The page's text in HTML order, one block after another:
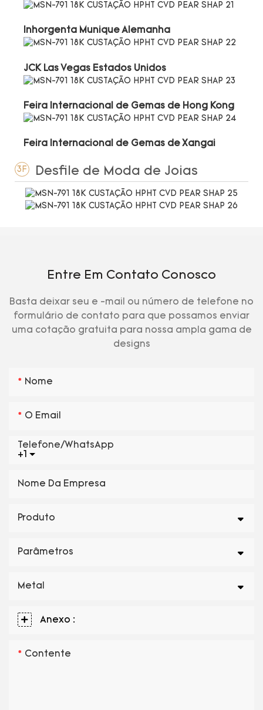
Inhorgenta Munique Alemanha
JCK Las Vegas Estados Unidos
Feira Internacional de Gemas de Hong Kong
Feira Internacional de Gemas de Xangai
3F Desfile de Moda de Joias
Entre Em Contato Conosco
Basta deixar seu e -mail ou número de telefone no
formulário de contato para que possamos enviar
uma cotação gratuita para nossa ampla gama de
designs
Nome
O Email
+1
Telefone/WhatsApp
Nome Da Empresa
Produto
Parâmetros
Metal
Anexo :
Contente